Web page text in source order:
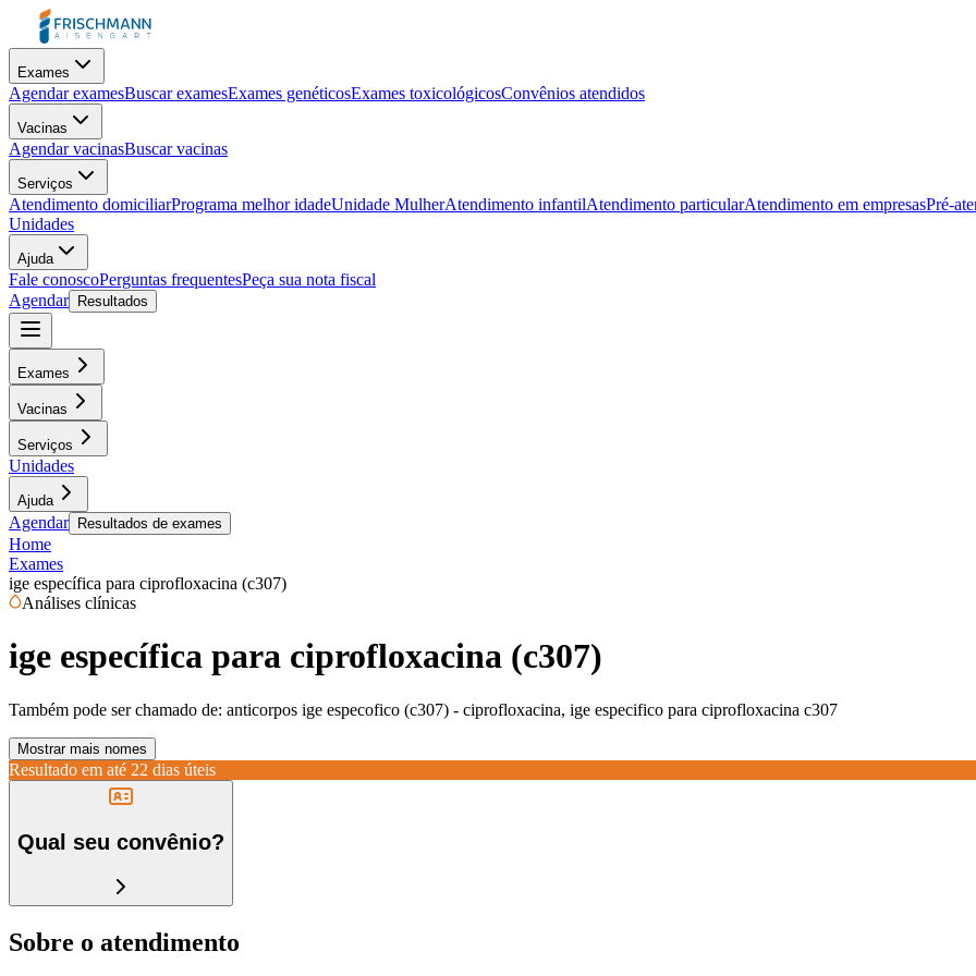
Exames
Agendar examesBuscar examesExames genéticosExames toxicológicosConvênios atendidos
Vacinas
Agendar vacinasBuscar vacinas
Serviços
Atendimento domiciliarPrograma melhor idadeUnidade MulherAtendimento infantilAtendimento particularAtendimento em empresasPré-
Unidades
Ajuda
Fale conoscoPerguntas frequentesPeça sua nota fiscal
Agendar
Resultados
Exames
Vacinas
Serviços
Unidades
Ajuda
Agendar Resultados de exames
Home
Exames
ige específica para ciprofloxacina (c307)
Análises clínicas
ige específica para ciprofloxacina (c307)
Também pode ser chamado de: anticorpos ige especofico (c307) - ciprofloxacina, ige especifico para ciprofloxacina c307
Mostrar mais nomes
Resultado em até 22 dias úteis
Qual seu convênio?
Sobre o atendimento